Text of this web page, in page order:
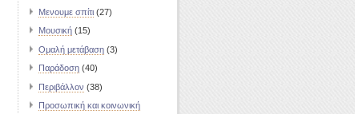
Μενουμε σπίτι (27)
Μουσική (15)
Ομαλή μετάβαση (3)
Παράδοση (40)
Περιβάλλον (38)
Προσωπική και κοινωνική